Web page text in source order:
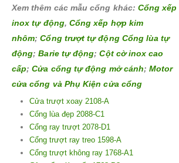
Xem thêm các mẫu cổng khác: Cổng xếp
inox tự động, Cổng xếp hợp kim
nhôm;Cổng trượt tự động Cổng lùa tự
động;Barie tự động;Cột cờ inox cao
cấp;Cửa cổng tự động mở cánh;Motor
cửa cổng và Phụ Kiện cửa cổng
Cửa trượt xoay 2108-A
Cổng lùa đẹp 2088-C1
Cổng ray trượt 2078-D1
Cổng trượt ray treo 1598-A
Cổng trượt không ray 1768-A1